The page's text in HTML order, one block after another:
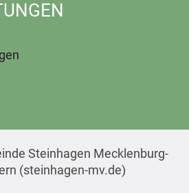
Steinhagen Mecklenburg-
(steinhagen-mv.de)